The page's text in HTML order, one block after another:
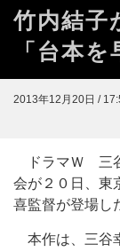
竹内結子
「台本
2013年12月20日 /
ドラマＷ 三谷
会が２０日、東
喜監督が登場し
本作は、三谷